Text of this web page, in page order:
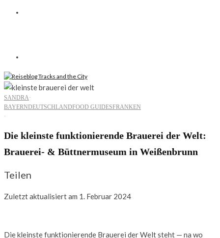
SANDRA·
BAYERNDEUTSCHLANDFOOD GUIDESFRANKEN
·
Die kleinste funktionierende Brauerei der Welt:
Brauerei- & Büttnermuseum in Weißenbrunn
Teilen
Zuletzt aktualisiert am 1. Februar 2024
Die kleinste funktionierende Brauerei der Welt steht — na wo